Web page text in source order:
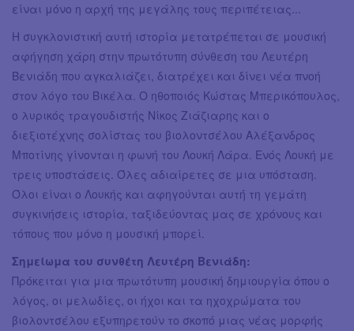
είναι μόνο η αρχή της μεγάλης τους περιπέτειας...
Η συγκλονιστική αυτή ιστορία μετατρέπεται σε μουσική
αφήγηση χάρη στην πρωτότυπη σύνθεση του Λευτέρη
Βενιάδη που αγκαλιάζει, διατρέχει και δίνει νέα πνοή
στον λόγο του Βικέλα. Ο ηθοποιός Κώστας Μπερικόπουλος,
ο λυρικός τραγουδιστής Νίκος Ζιάζιαρης και ο
διεξιοτέχνης σολίστας του βιολοντσέλου Αλέξανδρος
Μποτίνης γίνονται η φωνή του Λουκή Λάρα. Ενός Λουκή με
τρεις υποστάσεις. Όλες αδιαίρετες σε μια υπόσταση.
Όλοι είναι ο Λουκής και αφηγούνται αυτή́ τη γεμάτη
συγκινήσεις ιστορία, ταξιδεύοντας μας σε χρόνους και
τόπους που μόνο η μουσική μπορεί.
Σημείωμα του συνθέτη Λευτέρη Βενιάδη:
Πρόκειται για μια πρωτότυπη μουσική δημιουργία όπου ο
λόγος, οι μελωδίες, οι ήχοι και τα ηχοχρώματα του
βιολοντσέλου εξυπηρετούν το σκοπό μιας νέας μορφής